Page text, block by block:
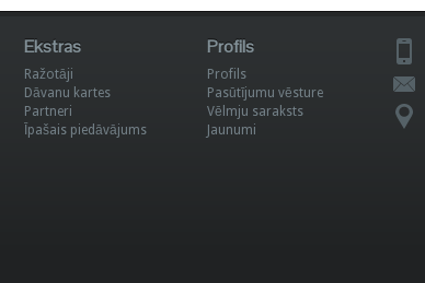
Ekstras
Ražotāji
Dāvanu kartes
Partneri
Īpašais piedāvājums
Profils
Profils
Pasūtījumu vēsture
Vēlmju saraksts
Jaunumi